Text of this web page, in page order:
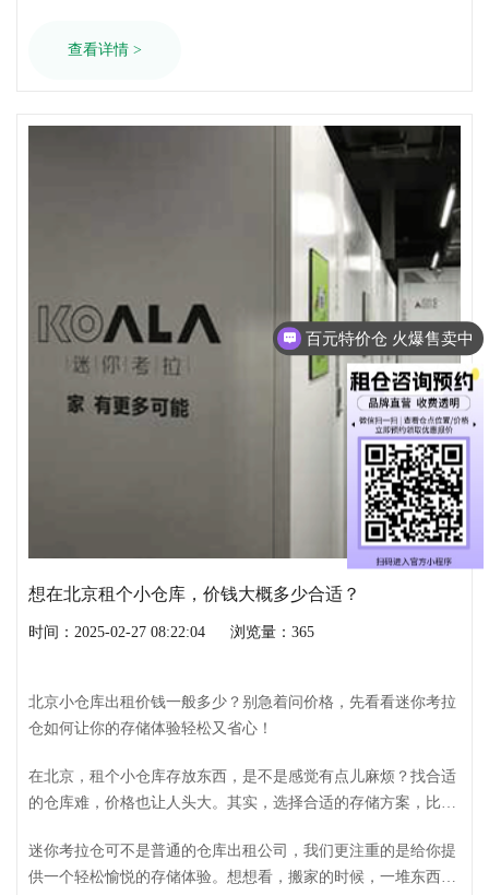
查看详情 >
想在北京租个小仓库，价钱大概多少合适？
时间：2025-02-27 08:22:04 浏览量：365
北京小仓库出租价钱一般多少？别急着问价格，先看看迷你考拉
仓如何让你的存储体验轻松又省心！
在北京，租个小仓库存放东西，是不是感觉有点儿麻烦？找合适
的仓库难，价格也让人头大。其实，选择合适的存储方案，比单
人物品自助存储企业，也许就是你正在寻找的答案！我们把全球
的自助仓储服务带到中国，致力于为广大北京市民提供便捷、安
迷你考拉仓可不是普通的仓库出租公司，我们更注重的是给你提
供一个轻松愉悦的存储体验。想想看，搬家的时候，一堆东西没
百元特价仓 火爆售卖中